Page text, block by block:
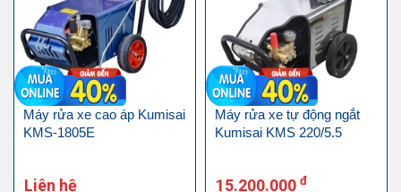
Máy rửa xe cao áp Kumisai
KMS-1805E
Liên hệ
Máy rửa xe tự động ngắt
Kumisai KMS 220/5.5
15.200.000 đ